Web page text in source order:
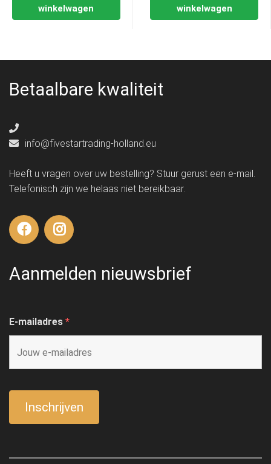
winkelwagen
winkelwagen
Betaalbare kwaliteit
info@fivestartrading-holland.eu
Heeft u vragen over uw bestelling? Stuur gerust een e-mail.
Telefonisch zijn we helaas niet bereikbaar.
Aanmelden nieuwsbrief
E-mailadres *